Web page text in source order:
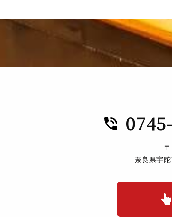
奈良県宇